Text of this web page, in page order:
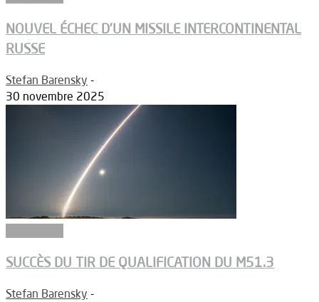
NOUVEL ÉCHEC D’UN MISSILE INTERCONTINENTAL
RUSSE
Stefan Barensky -
30 novembre 2025
SUCCÈS DU TIR DE QUALIFICATION DU M51.3
Stefan Barensky -